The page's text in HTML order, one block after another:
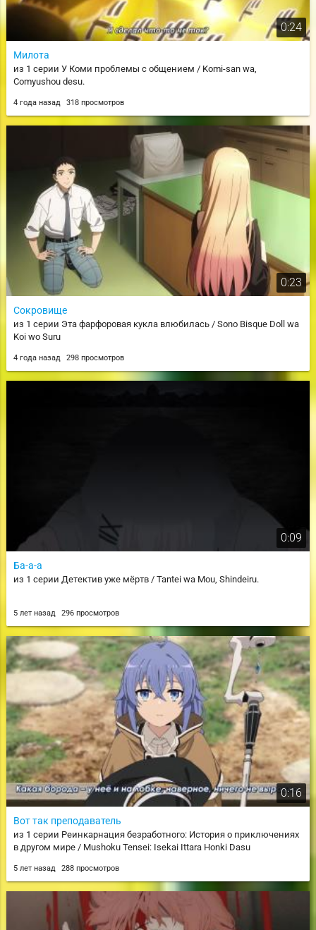
0:24
Милота
из 1 серии У Коми проблемы с общением / Komi-san wa,
Comyushou desu.
4 года назад 318 просмотров
0:23
Сокровище
из 1 серии Эта фарфоровая кукла влюбилась / Sono Bisque Doll wa
Koi wo Suru
4 года назад 298 просмотров
0:09
Ба-а-а
из 1 серии Детектив уже мёртв / Tantei wa Mou, Shindeiru.
5 лет назад 296 просмотров
0:16
Вот так преподаватель
из 1 серии Реинкарнация безработного: История о приключениях
в другом мире / Mushoku Tensei: Isekai Ittara Honki Dasu
5 лет назад 288 просмотров